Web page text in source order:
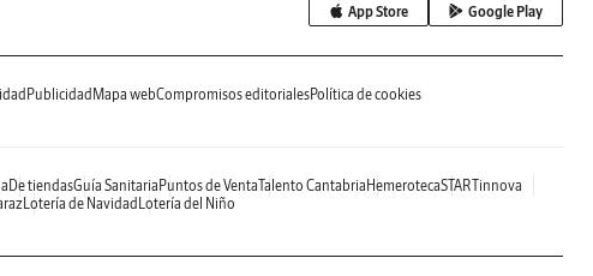
App Store Google Play
Publicidad Mapa webCompromisos editorialesPolítica de cookies
De tiendasGuía Sanitaria Puntos de VentaTalento Cantabria HemerotecaSTARTinnova
Lotería de Navidad Lotería del Niño